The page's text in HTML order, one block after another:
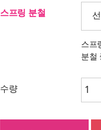
스프링 분철
스프
분철
수량